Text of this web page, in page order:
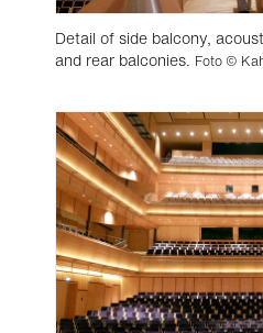
Detail of side balcony,
and rear balconies. Foto ©